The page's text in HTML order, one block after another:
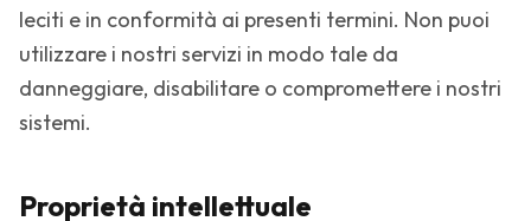
leciti e in conformità ai presenti termini. Non puoi
utilizzare i nostri servizi in modo tale da
danneggiare, disabilitare o compromettere i nostri
sistemi.
Proprietà intellettuale